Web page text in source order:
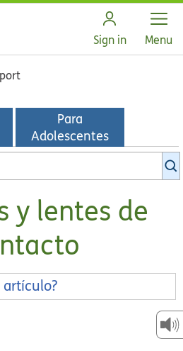
Sign in Open
Menu
Para
Adolescentes
y lentes de
artículo?